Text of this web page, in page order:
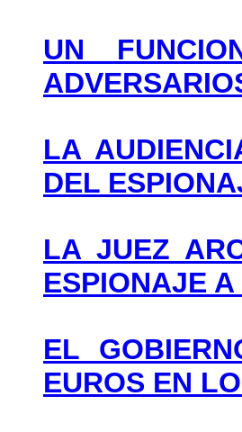
UN
LA
DEL
LA JUEZ
ESPIONAJE
EL
EUROS EN